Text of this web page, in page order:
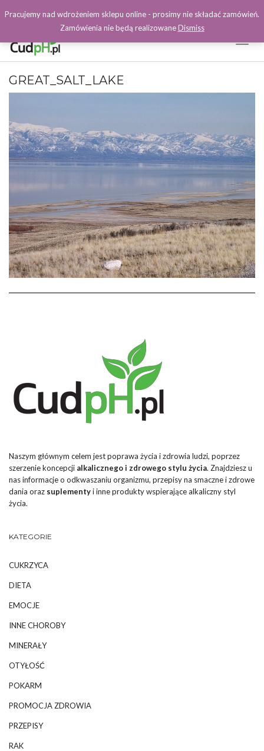
Facebook
GREAT_SALT_LAKE
Naszym głównym celem jest poprawa życia i zdrowia ludzi, poprzez
szerzenie koncepcji alkalicznego i zdrowego stylu życia. Znajdziesz u
nas informacje o odkwaszaniu organizmu, przepisy na smaczne i zdrowe
dania oraz suplementyi inne produkty wspierające alkaliczny styl
życia.
KATEGORIE
CUKRZYCA
DIETA
EMOCJE
INNE CHOROBY
MINERAŁY
OTYŁOŚĆ
POKARM
PROMOCJA ZDROWIA
PRZEPISY
RAK
Pracujemy nad wdrożeniem sklepu online - prosimy nie składać zamówień.
Zamówienia nie będą realizowaneDismiss